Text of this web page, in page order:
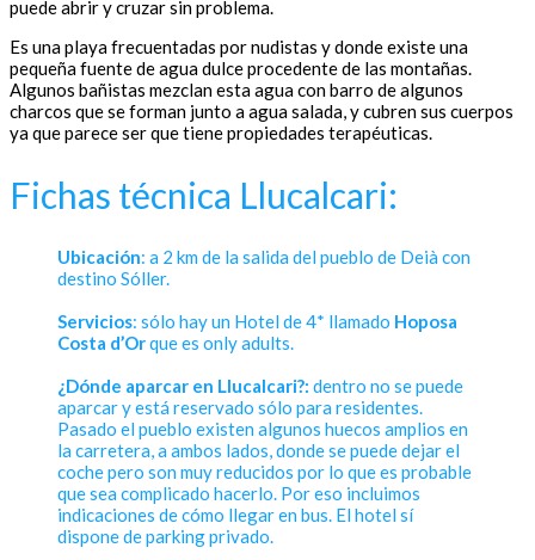
puede abrir y cruzar sin problema.
Es una playa frecuentadas por nudistas y donde existe una
pequeña fuente de agua dulce procedente de las montañas.
Algunos bañistas mezclan esta agua con barro de algunos
charcos que se forman junto a agua salada, y cubren sus cuerpos
ya que parece ser que tiene propiedades terapéuticas.
Fichas técnica Llucalcari:
Ubicación: a 2 km de la salida del pueblo de Deià con
destino Sóller.
Servicios: sólo hay un Hotel de 4* llamado Hoposa
Costa d’Orque es only adults.
¿Dónde aparcar en Llucalcari?: dentro no se puede
aparcar y está reservado sólo para residentes.
Pasado el pueblo existen algunos huecos amplios en
la carretera, a ambos lados, donde se puede dejar el
coche pero son muy reducidos por lo que es probable
que sea complicado hacerlo. Por eso incluimos
indicaciones de cómo llegar en bus. El hotel sí
dispone de parking privado.